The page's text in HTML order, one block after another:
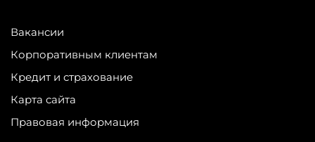
Вакансии
Корпоративным клиентам
Кредит и страхование
Карта сайта
Правовая информация